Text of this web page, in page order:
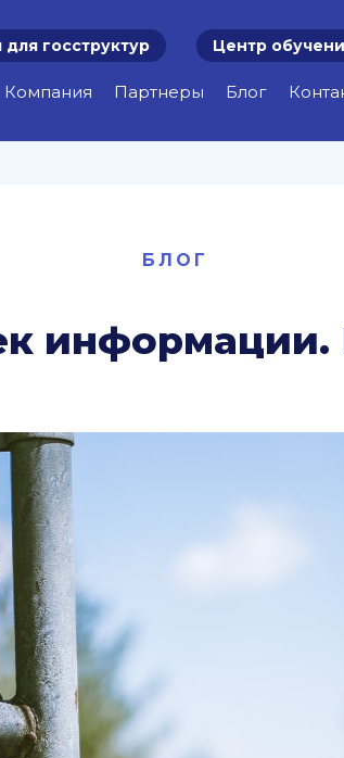
госструктур Центр
Компания Партнеры Блог
БЛОГ